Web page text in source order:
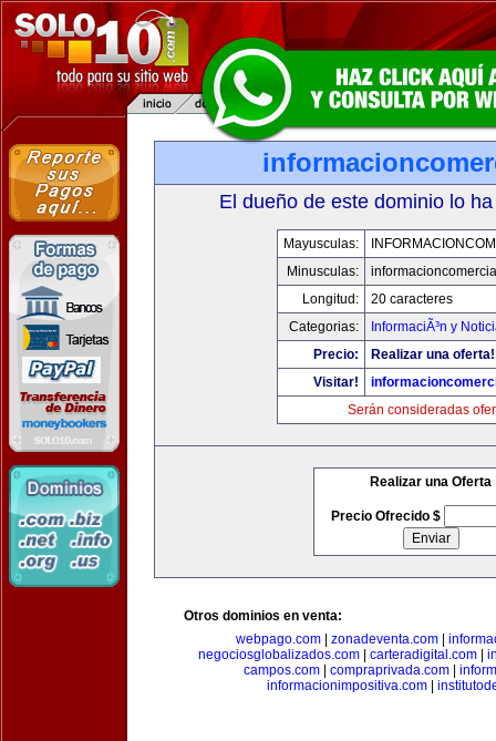
El dueño de este dominio lo
Mayusculas:
Minusculas:
Longitud:
20 caracteres
Categorias:
InformaciÃ³n y
Precio:
Realizar una oferta!
Visitar!
Serán consideradas
Realizar una Oferta
Precio Ofrecido $
Otros dominios en venta:
webpago.com
zonadeventa.com
negociosglobalizados.com
carteradigital.com
campos.com
compraprivada.com
informacionimpositiva.com